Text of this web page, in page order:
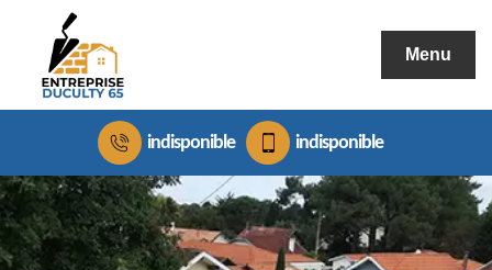
Menu
indisponible indisponible